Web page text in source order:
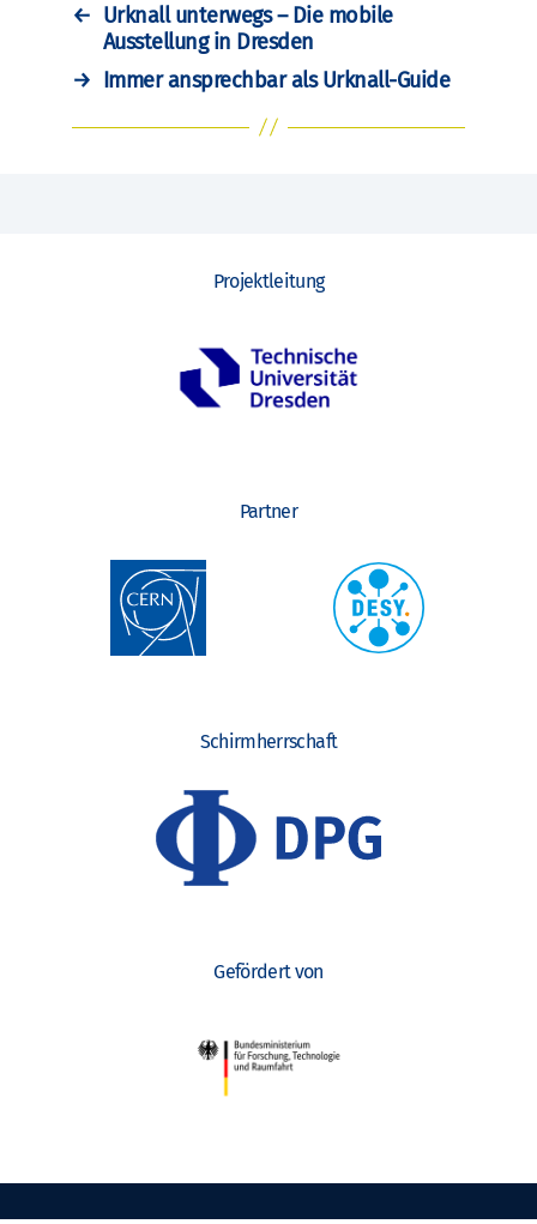
← Urknall unterwegs – Die mobile
Ausstellung in Dresden
→ Immer ansprechbar als Urknall-Guide
Projektleitung
Partner
Schirmherrschaft
Gefördert von